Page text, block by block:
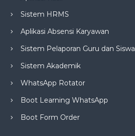
Sistem HRMS
Aplikasi Absensi Karyawan
Sistem Pelaporan Guru dan Siswa
Sistem Akademik
WhatsApp Rotator
Boot Learning WhatsApp
Boot Form Order